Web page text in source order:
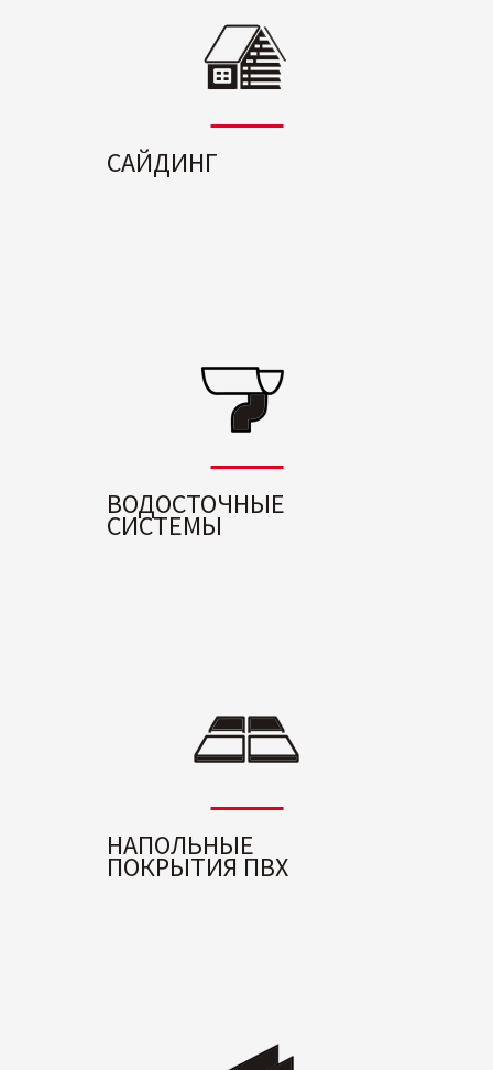
САЙДИНГ
ВОДОСТОЧНЫЕ
СИСТЕМЫ
НАПОЛЬНЫЕ
ПОКРЫТИЯ ПВХ